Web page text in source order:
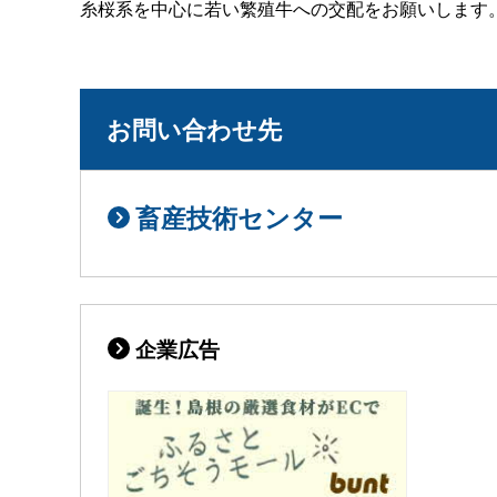
糸桜系を中心に若い繁殖牛への交配をお願いします
お問い合わせ先
畜産技術センター
企業広告